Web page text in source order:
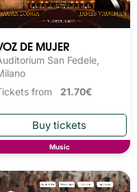
DE MUJER
San Fedele,
from 21.70€
Music